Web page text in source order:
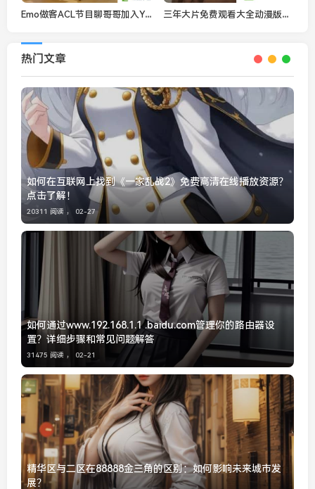
Emo做客ACL节目聊哥哥加入YB的起因 三年大片免费观看大全动漫版：2025年最新免费动漫影视资源推荐
热门文章
如何在互联网上找到《一家乱战2》免费高清在线播放资源？
点击了解！
20311 阅读 ， 02-27
如何通过www.192.168.1.1 .baidu.com管理你的路由器设
置？详细步骤和常见问题解答
31475 阅读 ， 02-21
精华区与二区在88888金三角的区别：如何影响未来城市发
展？